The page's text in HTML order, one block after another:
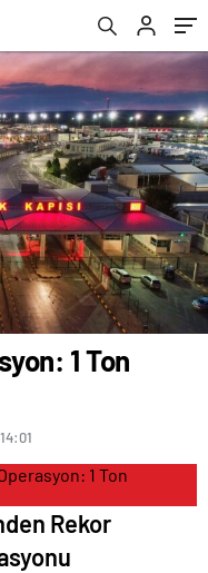
1 Ton
1 Ton
Rekor